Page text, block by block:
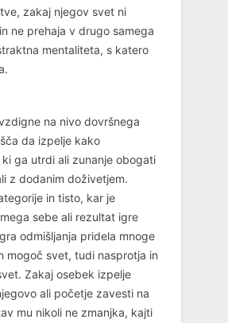
zakaj njegov svet ni
ne prehaja v drugo samega
mentaliteta, s katero
na nivo dovršnega
da izpelje kako
ki ga utrdi ali zunanje obogati
z dodanim doživetjem.
in tisto, kar je
sebe ali rezultat igre
odmišljanja pridela mnoge
mogoč svet, tudi nasprotja in
Zakaj osebek izpelje
ali početje zavesti na
mu nikoli ne zmanjka, kajti